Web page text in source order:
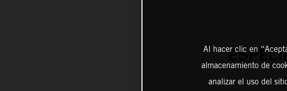
Al hacer clic en
almacenamiento de
analizar el uso del